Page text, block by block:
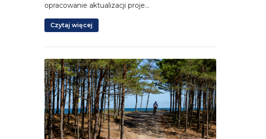
opracowanie aktualizacji proje…
Czytaj więcej